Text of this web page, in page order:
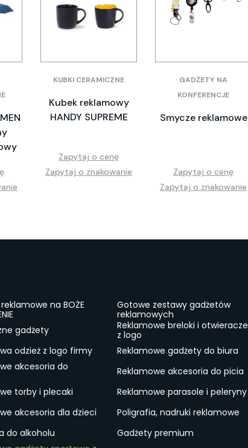
KUBKI CERAMICZNE
Kubek reklamowy
HANDY SUPREME
Zapytaj o cenę
Zapytaj o znakowanie
GADŻETY NA
KONFERENCJE
Smycze reklamowe
Zapytaj o cenę
Zapytaj o znakowanie
na BOŻE
Gotowe zestawy gadżetów
reklamowych
gadżety
Reklamowe breloki i otwieracze
z logo
odzież z logo firmy
Reklamowe gadżety do biura
akcesoria do
Reklamowe akcesoria do picia
torby i plecaki
Reklamowe parasole i peleryny
akcesoria dla dzieci
Poligrafia, nadruki reklamowe
do alkoholu
Gadżety premium